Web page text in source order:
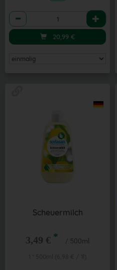
Anzahl
20,99 €
Scheuermilch
3,49 € * / 500ml